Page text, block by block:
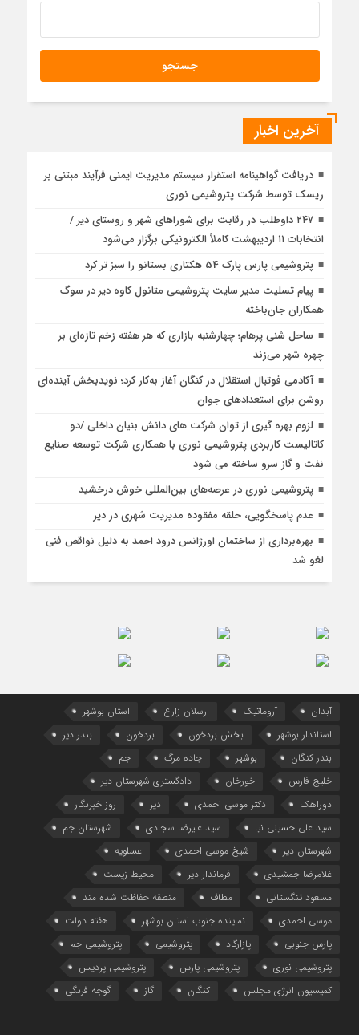
آخرین اخبار
دریافت گواهینامه استقرار سیستم مدیریت ایمنی فرآیند مبتنی بر
ریسک توسط شرکت پتروشیمی نوری
۲۴۷ داوطلب در رقابت برای شوراهای شهر و روستای دیر /
انتخابات ۱۱ اردیبهشت کاملاً الکترونیکی برگزار می‌شود
پتروشیمی پارس پارک 54 هکتاری بستانو را سبز تر کرد
پیام تسلیت مدیر سایت پتروشیمی متانول کاوه دیر در سوگ
همکاران جان‌باخته
ساحل شنی پرهام؛ چهارشنبه بازاری که هر هفته زخم تازه‌ای بر
چهره شهر می‌زند
آکادمی فوتبال استقلال در کنگان آغاز به‌کار کرد؛ نویدبخش آینده‌ای
روشن برای استعدادهای جوان
لزوم بهره گیری از توان شرکت های دانش بنیان داخلی /دو
کاتالیست کاربردی پتروشیمی نوری با همکاری شرکت توسعه صنایع
نفت و گاز سرو ساخته می شود
پتروشیمی نوری در عرصه‌های بین‌المللی خوش درخشید
عدم پاسخگویی، حلقه مفقوده مدیریت شهری در دیر
بهره‌برداری از ساختمان اورژانس درود احمد به دلیل نواقص فنی
لغو شد
آبدان آروماتیک ارسلان زارع
استان بوشهر
استاندار بوشهر
بخش بردخون بردخون
بندر دیر
بندر کنگان
بوشهر جاده مرگ
جم
خلیج فارس
خورخان
دادگستری شهرستان دیر
دوراهک
دکتر موسی احمدی دیر
روز خبرنگار
سید علی حسینی نیا
سید علیرضا سجادی
شهرستان جم
شهرستان دیر
شیخ موسی احمدی
عسلویه
غلامرضا جمشیدی
فرماندار دیر
محیط زیست
مسعود تنگستانی
مطاف
منطقه حفاظت شده مند
موسی احمدی
نماینده جنوب استان بوشهر
هفته دولت
پارس جنوبی
پازارگاد پتروشیمی
پتروشیمی جم
پتروشیمی نوری
پتروشیمی پارس
پتروشیمی پردیس
کمیسیون انرژی مجلس
کنگان گاز گوجه فرنگی